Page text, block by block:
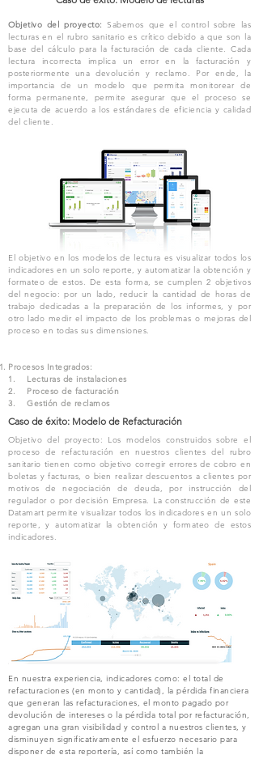
Objetivo del proyecto: Sabemos que el control sobre las
lecturas en el rubro sanitario es crítico debido a que son la
base del cálculo para la facturación de cada cliente. Cada
lectura incorrecta implica un error en la facturación y
posteriormente una devolución y reclamo. Por ende, la
importancia de un modelo que permita monitorear de
forma permanente, permite asegurar que el proceso se
ejecuta de acuerdo a los estándares de eficiencia y calidad
del cliente.
El objetivo en los modelos de lectura es visualizar todos los
indicadores en un solo reporte, y automatizar la obtención y
formateo de estos. De esta forma, se cumplen 2 objetivos
del negocio: por un lado, reducir la cantidad de horas de
trabajo dedicadas a la preparación de los informes, y por
otro lado medir el impacto de los problemas o mejoras del
proceso en todas sus dimensiones.
Procesos Integrados:
1. Lecturas de instalaciones
2. Proceso de facturación
3. Gestión de reclamos
Caso de éxito: Modelo de Refacturación
Objetivo del proyecto: Los modelos construidos sobre el
proceso de refacturación en nuestros clientes del rubro
sanitario tienen como objetivo corregir errores de cobro en
boletas y facturas, o bien realizar descuentos a clientes por
motivos de negociación de deuda, por instrucción del
regulador o por decisión Empresa. La construcción de este
Datamart permite visualizar todos los indicadores en un solo
reporte, y automatizar la obtención y formateo de estos
indicadores.
En nuestra experiencia, indicadores como: el total de
refacturaciones (en monto y cantidad), la pérdida financiera
que generan las refacturaciones, el monto pagado por
devolución de intereses o la pérdida total por refacturación,
agregan una gran visibilidad y control a nuestros clientes, y
disminuyen significativamente el esfuerzo necesario para
disponer de esta reportería, así como también la